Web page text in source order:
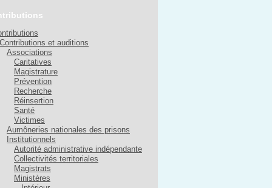
Contributions et auditions
Associations
Caritatives
Magistrature
Prévention
Recherche
Réinsertion
Santé
Victimes
Aumôneries nationales des prisons
Institutionnels
Autorité administrative indépendante
Collectivités territoriales
Magistrats
Ministères